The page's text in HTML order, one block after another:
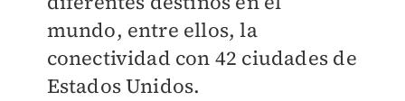
mundo, entre ellos, la
conectividad con 42 ciudades de
Estados Unidos.